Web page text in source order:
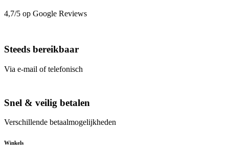
4,7/5 op Google Reviews
Steeds bereikbaar
Via e-mail of telefonisch
Snel & veilig betalen
Verschillende betaalmogelijkheden
Winkels